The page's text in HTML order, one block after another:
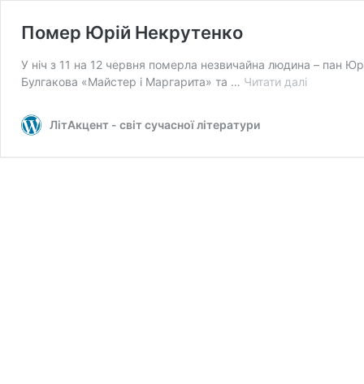
Помер Юрій Некрутенко
У ніч з 11 на 12 червня померла незвичайна людина – пан
Булгакова «Майстер і Маргарита» та … Читати даліПомер
ЛітАкцент - світ сучасної літератури